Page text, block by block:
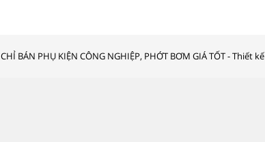
BÁN PHỤ KIỆN CÔNG NGHIỆP, PHỚT BƠM GIÁ TỐT - Thiết